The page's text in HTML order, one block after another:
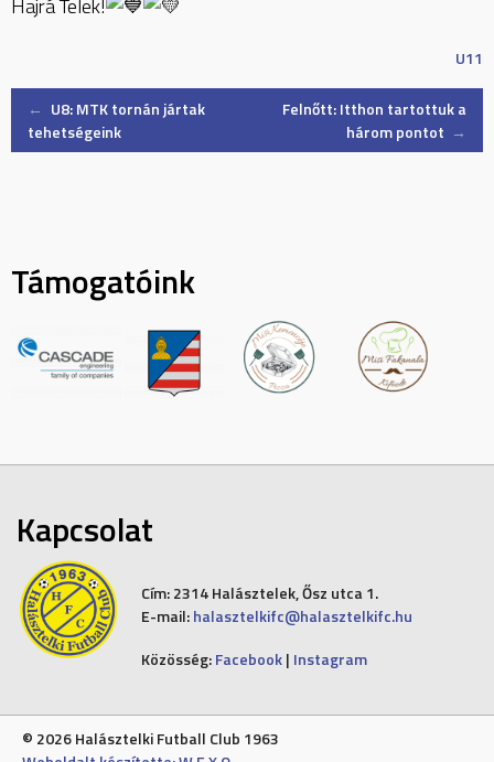
Hajrá Telek!
U11
Post
← U8: MTK tornán jártak
tehetségeink
Felnőtt: Itthon tartottuk a
három pontot →
Támogatóink
Kapcsolat
Cím:2314 Halásztelek, Ősz utca 1.
E-mail: halasztelkifc@halasztelkifc.hu
Közösség: Facebook| Instagram
© 2026 Halásztelki Futball Club 1963